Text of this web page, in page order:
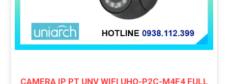
CAMERA IP PT UNV WIFI UHO-P2C-M4F4 FULL